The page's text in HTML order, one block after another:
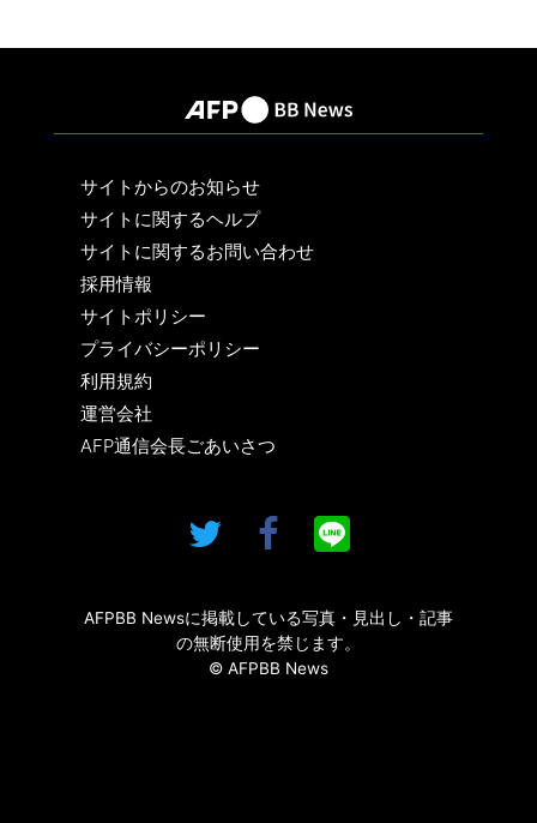
サイトからのお知らせ
サイトに関するヘルプ
サイトに関するお問い合わせ
採用情報
サイトポリシー
プライバシーポリシー
利用規約
運営会社
AFP通信会長ごあいさつ
AFPBB Newsに掲載している写真・見出し・記事
の無断使用を禁じます。
© AFPBB News